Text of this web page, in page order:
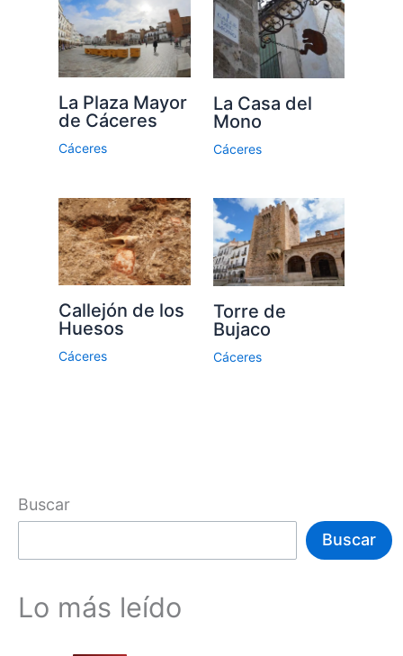
La Plaza Mayor
de Cáceres
Cáceres
La Casa del
Mono
Cáceres
Callejón de los
Huesos
Cáceres
Torre de
Bujaco
Cáceres
Buscar
Buscar
Lo más leído